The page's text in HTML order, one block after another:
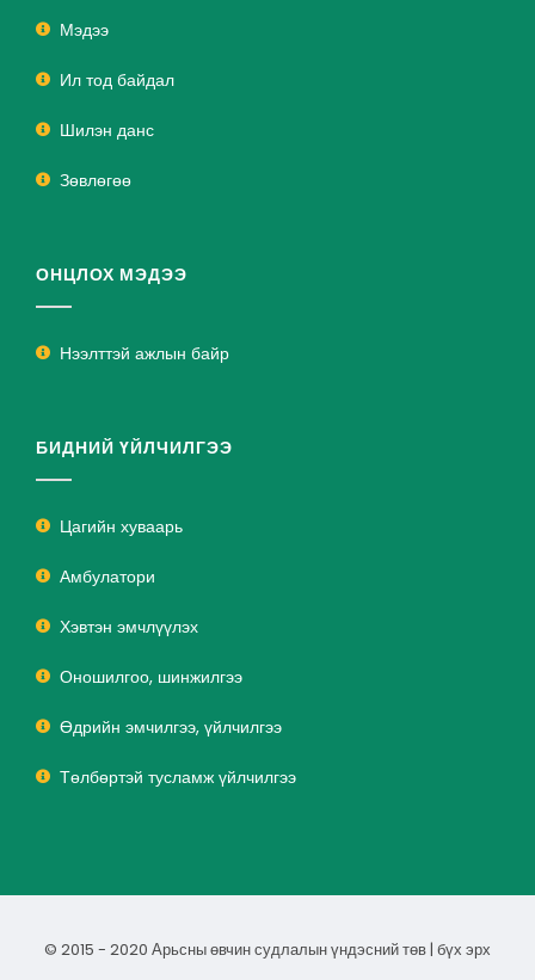
Мэдээ
Ил тод байдал
Шилэн данс
Зөвлөгөө
ОНЦЛОХ МЭДЭЭ
Нээлттэй ажлын байр
БИДНИЙ ҮЙЛЧИЛГЭЭ
Цагийн хуваарь
Амбулатори
Хэвтэн эмчлүүлэх
Оношилгоо, шинжилгээ
Өдрийн эмчилгээ, үйлчилгээ
Төлбөртэй тусламж үйлчилгээ
© 2015 - 2020 Арьсны өвчин судлалын үндэсний төв | бүх эрх